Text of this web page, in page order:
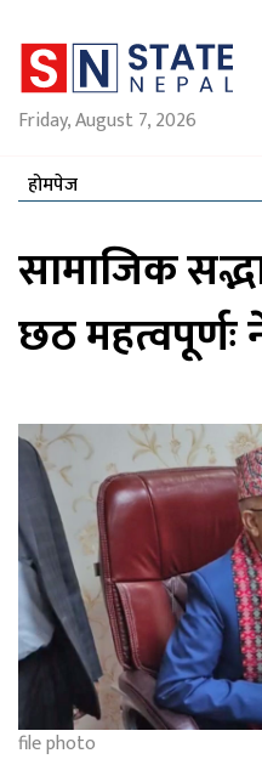
Friday, August 7, 2026
होमपेज
सामाजिक
छठ महत्वपूर्णः
file photo